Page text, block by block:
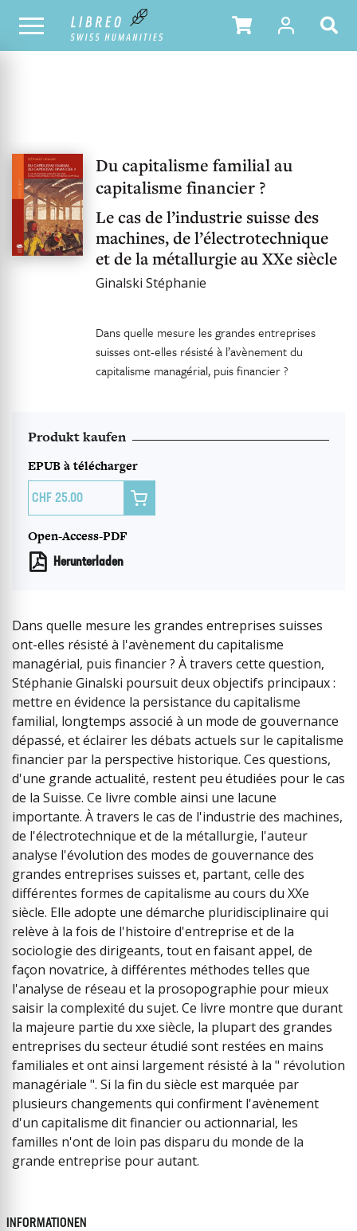
UNSER KATALOG
Du capitalisme familial au
capitalisme financier ?
Le cas de l’industrie suisse des
machines, de l’électrotechnique
et de la métallurgie au XXe siècle
Ginalski Stéphanie
Dans quelle mesure les grandes entreprises
suisses ont-elles résisté à l’avènement du
capitalisme managérial, puis financier ?
Produkt kaufen
EPUB à télécharger
25.00 
Open-Access-PDF
Herunterladen
Dans quelle mesure les grandes entreprises suisses
ont-elles résisté à l'avènement du capitalisme
managérial, puis financier ? À travers cette question,
Stéphanie Ginalski poursuit deux objectifs principaux :
mettre en évidence la persistance du capitalisme
familial, longtemps associé à un mode de gouvernance
dépassé, et éclairer les débats actuels sur le capitalisme
financier par la perspective historique. Ces questions,
d'une grande actualité, restent peu étudiées pour le cas
de la Suisse. Ce livre comble ainsi une lacune
importante. À travers le cas de l'industrie des machines,
de l'électrotechnique et de la métallurgie, l'auteur
analyse l'évolution des modes de gouvernance des
grandes entreprises suisses et, partant, celle des
différentes formes de capitalisme au cours du XXe
siècle. Elle adopte une démarche pluridisciplinaire qui
relève à la fois de l'histoire d'entreprise et de la
sociologie des dirigeants, tout en faisant appel, de
façon novatrice, à différentes méthodes telles que
l'analyse de réseau et la prosopographie pour mieux
saisir la complexité du sujet. Ce livre montre que durant
la majeure partie du xxe siècle, la plupart des grandes
entreprises du secteur étudié sont restées en mains
familiales et ont ainsi largement résisté à la " révolution
managériale ". Si la fin du siècle est marquée par
plusieurs changements qui confirment l'avènement
d'un capitalisme dit financier ou actionnarial, les
familles n'ont de loin pas disparu du monde de la
grande entreprise pour autant.
INFORMATIONEN